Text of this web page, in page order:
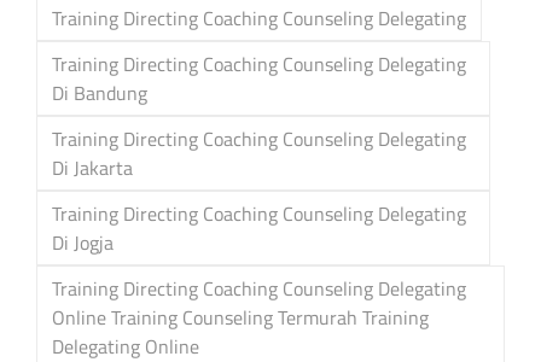
Training Directing Coaching Counseling Delegating
Training Directing Coaching Counseling Delegating
Di Bandung
Training Directing Coaching Counseling Delegating
Di Jakarta
Training Directing Coaching Counseling Delegating
Di Jogja
Training Directing Coaching Counseling Delegating
Online Training Counseling Termurah Training
Delegating Online